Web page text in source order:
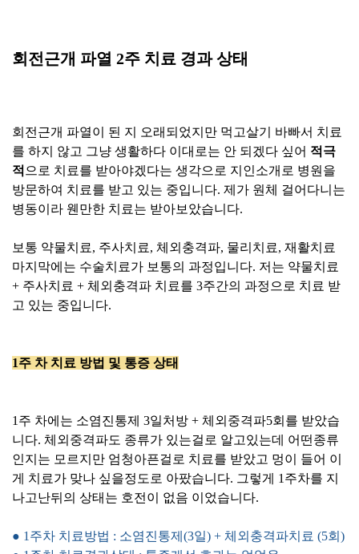
회전근개 파열 2주 치료 경과 상태
회전근개 파열이 된 지 오래되었지만 먹고살기 바빠서 치료
를 하지 않고 그냥 생활하다 이대로는 안 되겠다 싶어 적극
적 으로 치료를 받아야겠다는 생각으로 지인소개로 병원을
방문하여 치료를 받고 있는 중입니다. 제가 원체 걸어다니는
병동이라 웬만한 치료는 받아보았습니다.
보통 약물치료, 주사치료, 체외충격파, 물리치료, 재활치료
마지막에는 수술치료가 보통의 과정입니다. 저는 약물치료
+ 주사치료 + 체외충격파 치료를 3주간의 과정으로 치료 받
고 있는 중입니다.
1주 차 치료 방법 및 통증 상태
1주 차에는 소염진통제 3일처방 + 체외중격파5회를 받았습
니다. 체외중격파도 종류가 있는걸로 알고있는데 어떤종류
인지는 모르지만 엄청아픈걸로 치료를 받았고 멍이 들어 이
게 치료가 맞나 싶을정도로 아팠습니다. 그렇게 1주차를 지
나고난뒤의 상태는 호전이 없음 이었습니다.
● 1주차 치료방법 : 소염진통제(3일) + 체외충격파치료 (5회)